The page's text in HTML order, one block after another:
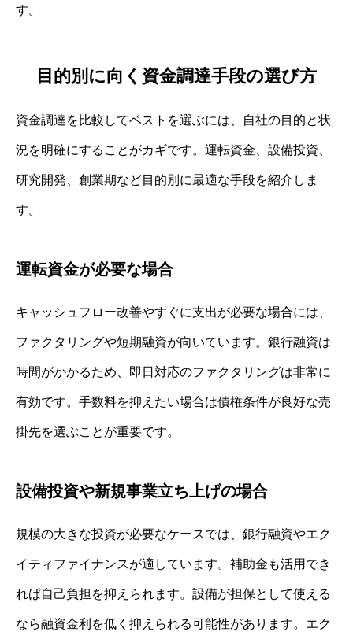
す。
目的別に向く資金調達手段の選び方
資金調達を比較してベストを選ぶには、自社の目的と状
況を明確にすることがカギです。運転資金、設備投資、
研究開発、創業期など目的別に最適な手段を紹介しま
す。
運転資金が必要な場合
キャッシュフロー改善やすぐに支出が必要な場合には、
ファクタリングや短期融資が向いています。銀行融資は
時間がかかるため、即日対応のファクタリングは非常に
有効です。手数料を抑えたい場合は債権条件が良好な売
掛先を選ぶことが重要です。
設備投資や新規事業立ち上げの場合
規模の大きな投資が必要なケースでは、銀行融資やエク
イティファイナンスが適しています。補助金も活用でき
れば自己負担を抑えられます。設備が担保として使える
なら融資金利を低く抑えられる可能性があります。エク